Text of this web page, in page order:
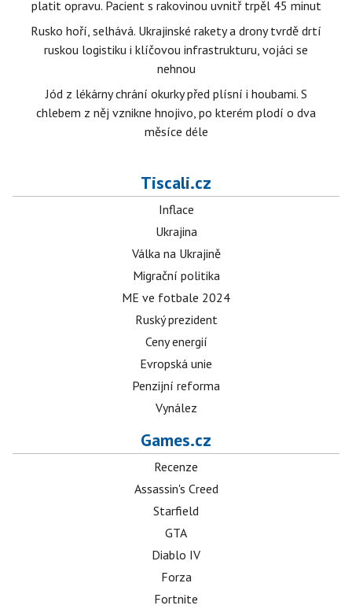
platit opravu. Pacient s rakovinou uvnitř trpěl 45 minut
Rusko hoří, selhává. Ukrajinské rakety a drony tvrdě drtí
ruskou logistiku i klíčovou infrastrukturu, vojáci se
nehnou
Jód z lékárny chrání okurky před plísní i houbami. S
chlebem z něj vznikne hnojivo, po kterém plodí o dva
měsíce déle
Tiscali.cz
Inflace
Ukrajina
Válka na Ukrajině
Migrační politika
ME ve fotbale 2024
Ruský prezident
Ceny energií
Evropská unie
Penzijní reforma
Vynález
Games.cz
Recenze
Assassin's Creed
Starfield
GTA
Diablo IV
Forza
Fortnite